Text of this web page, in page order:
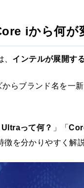
iから何が
インテルが展開す
らブランド名を一
って何？ 」「
を分かりやすく解